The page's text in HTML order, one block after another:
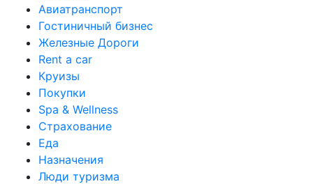
Авиатранспорт
Гостиничный бизнес
Железные Дороги
Rent a car
Круизы
Покупки
Spa & Wellness
Страхование
Еда
Назначения
Люди туризма